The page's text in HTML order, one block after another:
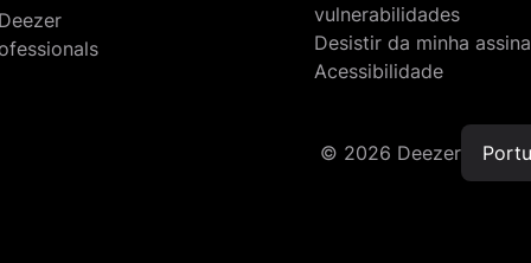
vulnerabilidades
Desistir da minha
Acessibilidade
© 2026 Deezer